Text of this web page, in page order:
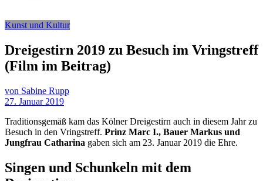
Kunst und Kultur
Dreigestirn 2019 zu Besuch im Vringstreff
(Film im Beitrag)
von Sabine Rupp
27. Januar 2019
Traditionsgemäß kam das Kölner Dreigestirn auch in diesem Jahr zu
Besuch in den Vringstreff. Prinz Marc I., Bauer Markus und
Jungfrau Catharina gaben sich am 23. Januar 2019 die Ehre.
Singen und Schunkeln mit dem